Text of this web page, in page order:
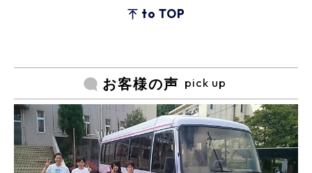
to TOP
お客様の声 pick up